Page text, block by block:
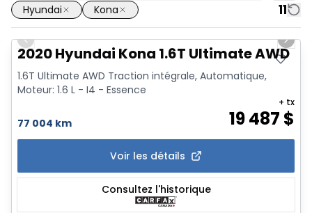
Hyundai Kona 11
Previous slide
Next
2020 Hyundai Kona 1.6T Ultimate AWD
1.6T Ultimate AWD Traction intégrale, Automatique,
Moteur: 1.6 L - I4 - Essence
77 004 km 19 487 $
+ tx
Voir les détails
Consultez l'historique